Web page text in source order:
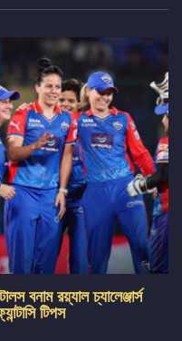
বনাম রয়্যাল চ্যালেঞ্জার্স
টিপস